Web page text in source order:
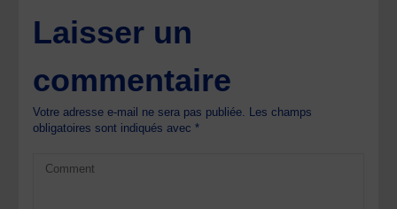
Laisser un
commentaire
Votre adresse e-mail ne sera pas publiée.
Les champs
obligatoires sont indiqués avec*